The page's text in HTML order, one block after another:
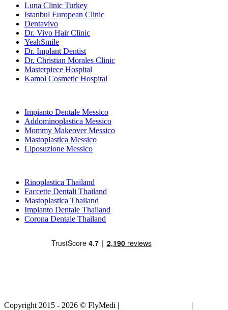
Luna Clinic Turkey
Istanbul European Clinic
Dentavivo
Dr. Vivo Hair Clinic
YeahSmile
Dr. Implant Dentist
Dr. Christian Morales Clinic
Masterpiece Hospital
Kamol Cosmetic Hospital
Impianto Dentale Messico
Addominoplastica Messico
Mommy Makeover Messico
Mastoplastica Messico
Liposuzione Messico
Rinoplastica Thailand
Faccette Dentali Thailand
Mastoplastica Thailand
Impianto Dentale Thailand
Corona Dentale Thailand
Copyright 2015 - 2026 © FlyMedi |
|